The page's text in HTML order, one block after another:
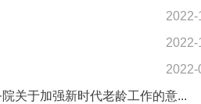
2022-
2022-
2022-
关于加强新时代老龄工作的意...